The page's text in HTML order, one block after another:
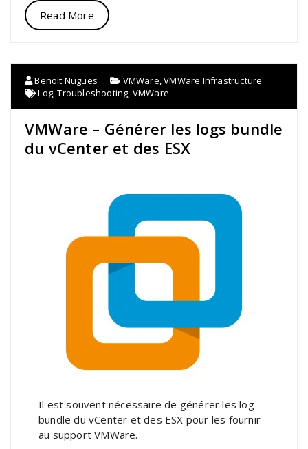
Read More
Benoit Nugues VMWare,VMWare Infrastructure
Log,Troubleshooting, VMWare
VMWare – Générer les logs bundle
du vCenter et des ESX
Il est souvent nécessaire de générer les log
bundle du vCenter et des ESX pour les fournir
au support VMWare.